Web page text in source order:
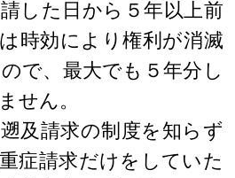
した日から５年以上前
時効により権利が消滅
で、最大でも５年分し
せん。
及請求の制度を知らず
症請求だけをしていた